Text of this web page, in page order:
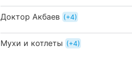
Доктор Акбаев +4
Мухи и котлеты +4